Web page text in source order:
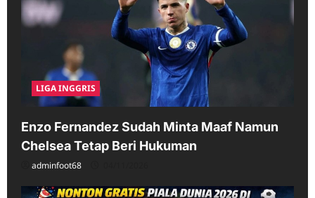
LIGA INGGRIS
Enzo Fernandez Sudah Minta Maaf Namun
Chelsea Tetap Beri Hukuman
adminfoot68